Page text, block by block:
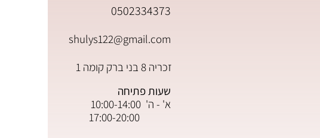
0502334373
shulys122@gmail.com
זכריה 8 בני ברק קומה 1
שעות פתיחה
א' - ה' 10:00-14:00
17:00-20:00